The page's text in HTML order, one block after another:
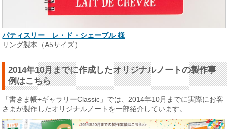
パティスリー レ・ド・シェーブル 様
リング製本（A5サイズ）
2014年10月までに作成したオリジナルノートの製作事
例はこちら
「書きま帳+ギャラリーClassic」では、2014年10月までに実際にお客
さまが製作したオリジナルノートを一部紹介しています。